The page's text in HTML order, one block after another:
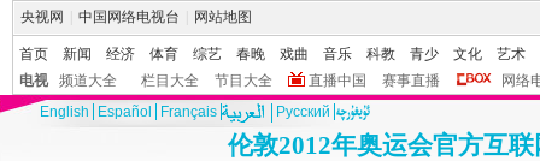
央视网 中国网络电视台 网站地图
首页 新闻 经济 体育 综艺 春晚 戏曲 音乐 科教 青少 文化
艺术
电视
频道大全 栏目大全 节目大全 直播中国 赛事直播
网络
English
Español Français Pусский
伦敦2012年奥运会官方互